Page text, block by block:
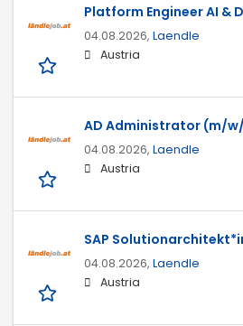
Platform Engineer AI &
04.08.2026, Laendle
Austria
AD Administrator (m/
04.08.2026, Laendle
Austria
SAP
04.08.2026, Laendle
Austria